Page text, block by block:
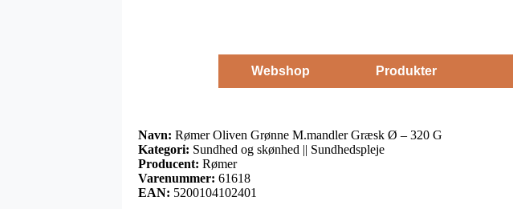
Webshop Produkter
Navn: Rømer Oliven Grønne M.mandler Græsk Ø – 320 G
Kategori: Sundhed og skønhed || Sundhedspleje
Producent: Rømer
Varenummer: 61618
EAN: 5200104102401